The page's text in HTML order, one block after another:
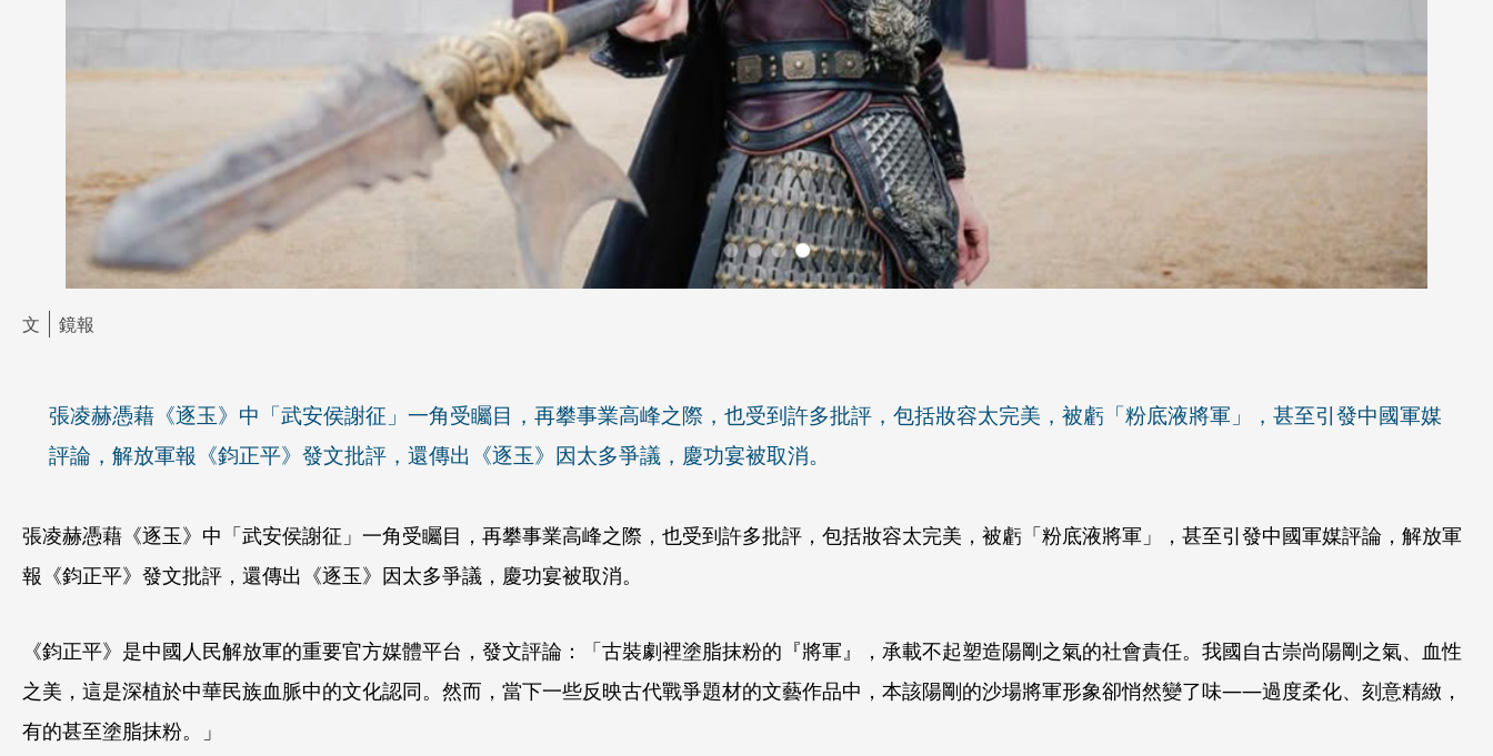
文 鏡報
張凌赫憑藉《逐玉》中「武安侯謝征」一角受矚目，再攀事業高峰之際，也受到許多批評，包括妝容太完美，被虧「粉底液將軍」，甚至引發中國軍媒
評論，解放軍報《鈞正平》發文批評，還傳出《逐玉》因太多爭議，慶功宴被取消。
張凌赫憑藉《逐玉》中「武安侯謝征」一角受矚目，再攀事業高峰之際，也受到許多批評，包括妝容太完美，被虧「粉底液將軍」，甚至引發中國軍媒評論，解放軍
報《鈞正平》發文批評，還傳出《逐玉》因太多爭議，慶功宴被取消。
《鈞正平》是中國人民解放軍的重要官方媒體平台，發文評論：「古裝劇裡塗脂抹粉的『將軍』，承載不起塑造陽剛之氣的社會責任。我國自古崇尚陽剛之氣、血性
之美，這是深植於中華民族血脈中的文化認同。然而，當下一些反映古代戰爭題材的文藝作品中，本該陽剛的沙場將軍形象卻悄然變了味——過度柔化、刻意精緻，
有的甚至塗脂抹粉。」